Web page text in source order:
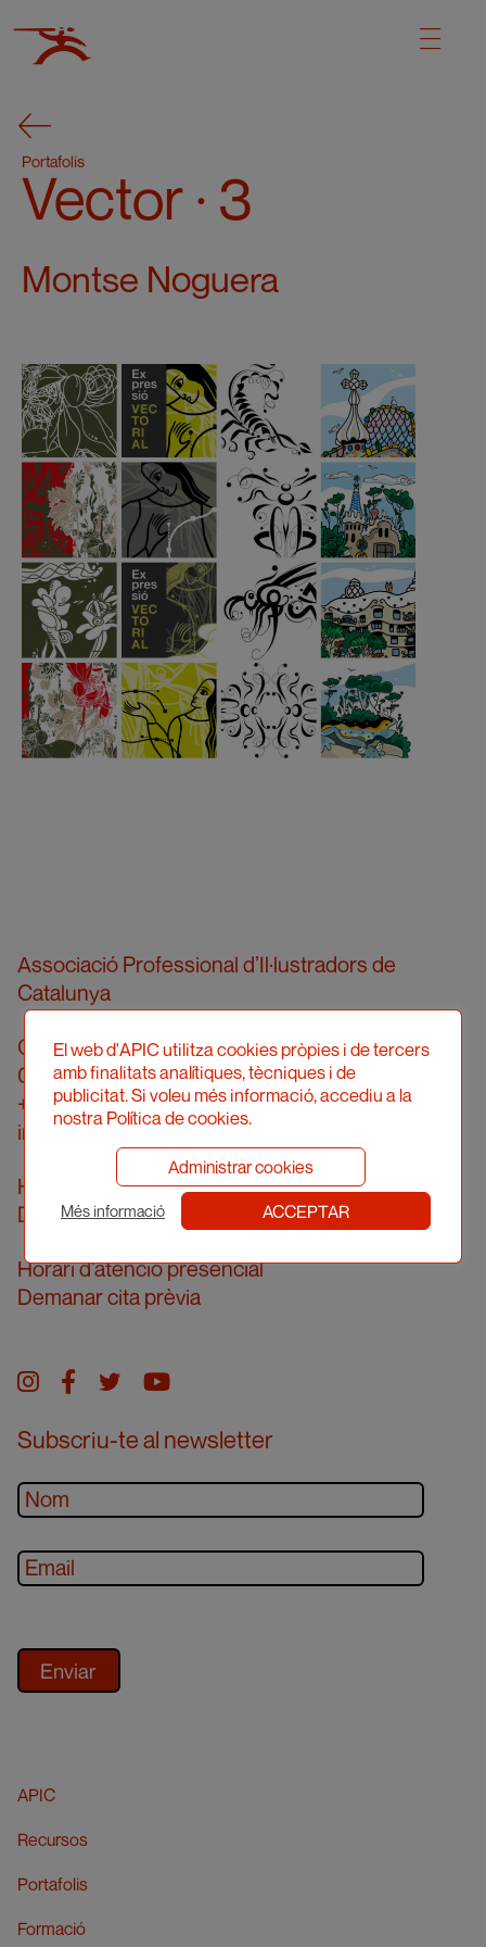
Portafolis
Vector · 3
Montse Noguera
Associació Professional d’Il·lustradors de
Catalunya
Carrer Londres, 96, pral. 2a
08036 Barcelona
+34 934 161 474
info@apic.cat
Horari d’atenció telefònica
De dilluns a divendres de 10 a 14h
Horari d’atenció presencial
Demanar cita prèvia
Instagram
facebook
twitteryoutube
Subscriu-te al newsletter
APIC
Recursos
Portafolis
Formació
El web d'APIC utilitza cookies pròpies i de tercers
amb finalitats analítiques, tècniques i de
publicitat. Si voleu més informació, accediu a la
nostra Política de cookies.
Administrar cookies
Més informació ACCEPTAR